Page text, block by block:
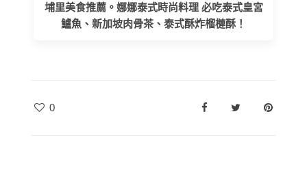
埔里美食推薦。娜娜泰式時尚料理 必吃泰式皇宮
鱸魚、新加坡肉骨茶、泰式酥炸榴槤酥！
0